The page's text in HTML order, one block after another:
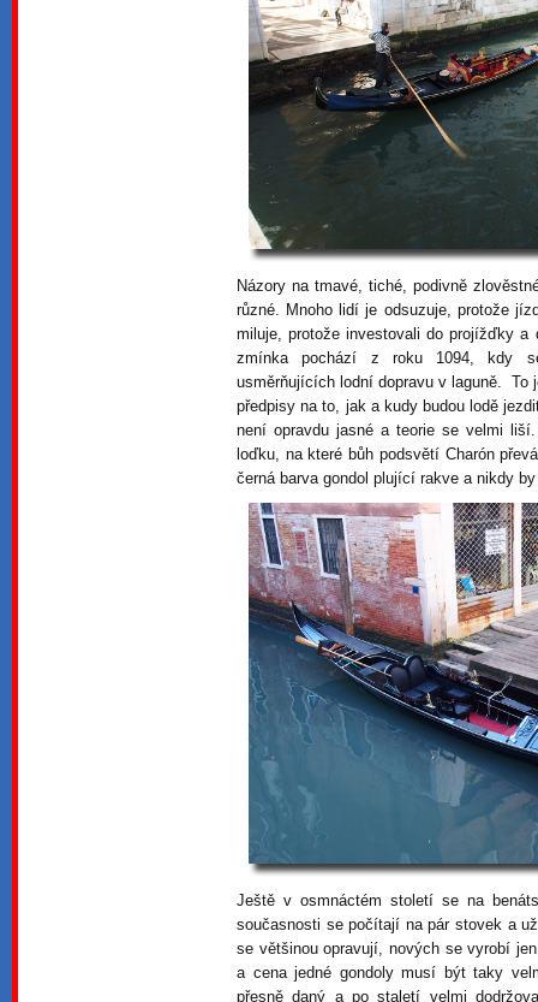
Názory na tmavé, tiché, podivně
různé. Mnoho lidí je odsuzuje, protože
miluje, protože investovali do projížďky
zmínka pochází z roku 1094, kdy
usměrňujících lodní dopravu v laguně. To
předpisy na to, jak a kudy budou lodě
není opravdu jasné a teorie se velmi
loďku, na které bůh podsvětí Charón
černá barva gondol plující rakve a nikdy
Ještě v osmnáctém století se na
současnosti se počítají na pár stovek a
se většinou opravují, nových se vyrobí
a cena jedné gondoly musí být taky
přesně daný a po staletí velmi